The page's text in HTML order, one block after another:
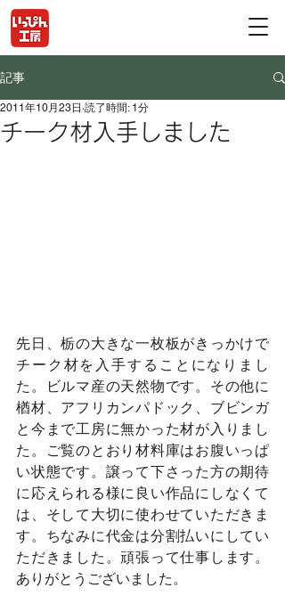
記事
チーク材入手しました
2011年10月23日 読了時間: 1分
先日、栃の大きな一枚板がきっかけで
チーク材を入手することになりまし
た。ビルマ産の天然物です。その他に
楢材、アフリカンパドック、ブビンガ
と今まで工房に無かった材が入りまし
た。ご覧のとおり材料庫はお腹いっぱ
い状態です。譲って下さった方の期待
に応えられる様に良い作品にしなくて
は、そして大切に使わせていただきま
す。ちなみに代金は分割払いにしてい
ただきました。頑張って仕事します。